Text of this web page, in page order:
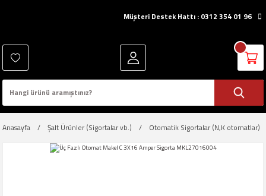
Müşteri Destek Hattı : 0312 354 01 96
Anasayfa Şalt Ürünler (Sigortalar vb.) Otomatik Sigortalar (N,K otomatlar)